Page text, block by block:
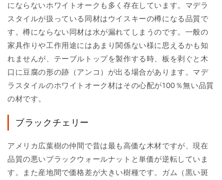
にならないホワイトオークも多く存在しています。マデラ
スタイルが扱っている同材はウイスキーの樽になる品質で
す。樽にならない同材は水が漏れてしまうのです。一般の
家具作りや工作用途にはあまり関係ない様に思えるかも知
れませんが、テーブルトップを製作する時、板を剥ぐと木
口に豆腐の形の跡（アンコ）が出る場合があります。マデ
ラスタイルのホワイトオーク材はその心配が100％無い品質
の材です。
ブラックチェリー
アメリカ広葉樹の仲間で昔は最も高価な木材ですが、現在
品質の悪いブラックウォールナットと単価が逆転していま
す。また産地間で価格差が大きい樹種です。ガム（黒い斑